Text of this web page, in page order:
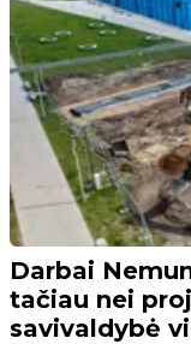
Darbai
tačiau nei
savivaldybė